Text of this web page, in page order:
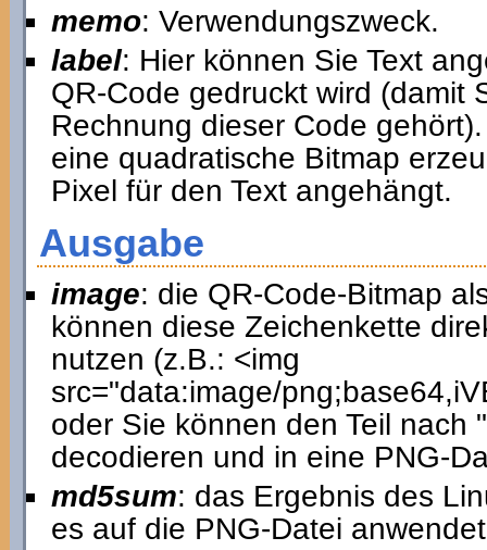
memo: Verwendungszweck.
label: Hier können Sie Text
QR-Code gedruckt wird (damit
Rechnung dieser Code
eine quadratische Bitmap
Pixel für den Text angehängt.
Ausgabe
image: die QR-Code-Bitmap
können diese Zeichenkette
nutzen (z.B.: <img
src="data:image/
oder Sie können den Teil nach
decodieren und in eine PNG-
md5sum: das Ergebnis des
es auf die PNG-Datei